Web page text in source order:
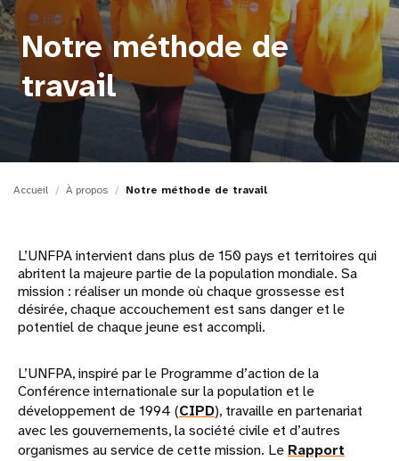
t
i
o
Notre méthode de
travail
Accueil À propos Notre méthode de travail
L’UNFPA intervient dans plus de 150 pays et territoires qui
abritent la majeure partie de la population mondiale. Sa
mission : réaliser un monde où chaque grossesse est
désirée, chaque accouchement est sans danger et le
potentiel de chaque jeune est accompli.
L’UNFPA, inspiré par le Programme d’action de la
Conférence internationale sur la population et le
développement de 1994 (CIPD), travaille en partenariat
avec les gouvernements, la société civile et d’autres
organismes au service de cette mission. Le Rapport